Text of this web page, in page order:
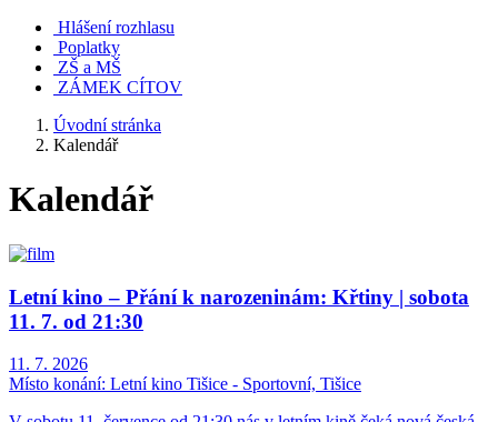
Hlášení rozhlasu
Poplatky
ZŠ a MŠ
ZÁMEK CÍTOV
Úvodní stránka
Kalendář
Kalendář
Letní kino – Přání k narozeninám: Křtiny | sobota
11. 7. od 21:30
11. 7. 2026
Místo konání: Letní kino Tišice - Sportovní, Tišice